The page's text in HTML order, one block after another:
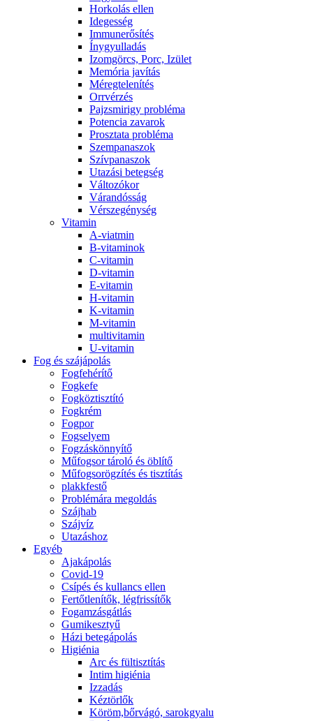
Horkolás ellen
Idegesség
Immunerősítés
Ínygyulladás
Izomgörcs, Porc, Izület
Memória javítás
Méregtelenítés
Orrvérzés
Pajzsmirigy probléma
Potencia zavarok
Prosztata probléma
Szempanaszok
Szívpanaszok
Utazási betegség
Változókor
Várandósság
Vérszegénység
Vitamin
A-viatmin
B-vitaminok
C-vitamin
D-vitamin
E-vitamin
H-vitamin
K-vitamin
M-vitamin
multivitamin
U-vitamin
Fog és szájápolás
Fogfehérítő
Fogkefe
Fogköztisztító
Fogkrém
Fogpor
Fogselyem
Fogzáskönnyítő
Műfogsor tároló és öblítő
Műfogsorögzítés és tisztítás
plakkfestő
Problémára megoldás
Szájhab
Szájvíz
Utazáshoz
Egyéb
Ajakápolás
Covid-19
Csípés és kullancs ellen
Fertőtlenítők, légfrissítők
Fogamzásgátlás
Gumikesztyű
Házi betegápolás
Higiénia
Arc és fültisztítás
Intim higiénia
Izzadás
Kéztörlők
Köröm,bőrvágó, sarokgyalu